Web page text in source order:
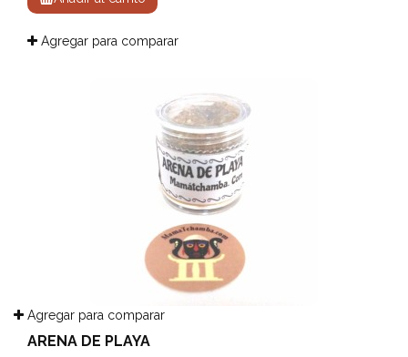
Agregar para comparar
Agregar para comparar
ARENA DE PLAYA